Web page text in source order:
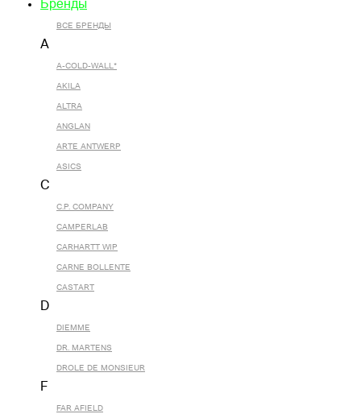
Бренды
ВСЕ БРЕНДЫ
A
A-COLD-WALL*
AKILA
ALTRA
ANGLAN
ARTE ANTWERP
ASICS
C
C.P. COMPANY
CAMPERLAB
CARHARTT WIP
CARNE BOLLENTE
CASTART
D
DIEMME
DR. MARTENS
DROLE DE MONSIEUR
F
FAR AFIELD